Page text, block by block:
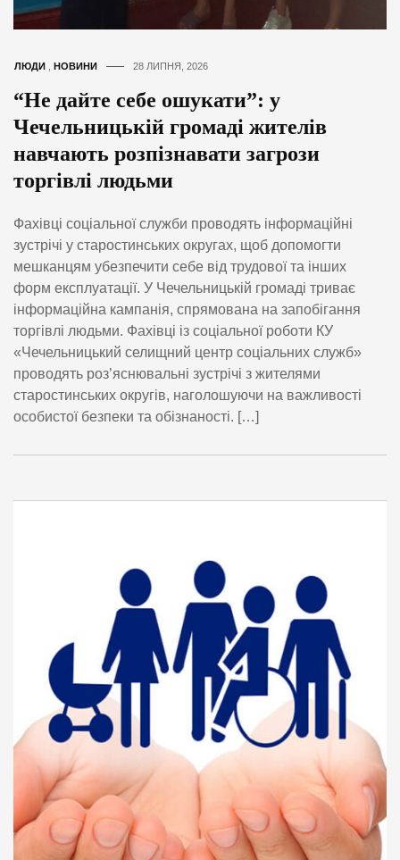
ЛЮДИ НОВИНИ 28 ЛИПНЯ, 2026
“Не дайте себе ошукати”: у
Чечельницькій громаді жителів
навчають розпізнавати загрози
торгівлі людьми
Фахівці соціальної служби проводять інформаційні
зустрічі у старостинських округах, щоб допомогти
мешканцям убезпечити себе від трудової та інших
форм експлуатації. У Чечельницькій громаді триває
інформаційна кампанія, спрямована на запобігання
торгівлі людьми. Фахівці із соціальної роботи КУ
«Чечельницький селищний центр соціальних служб»
проводять роз’яснювальні зустрічі з жителями
старостинських округів, наголошуючи на важливості
особистої безпеки та обізнаності. […]